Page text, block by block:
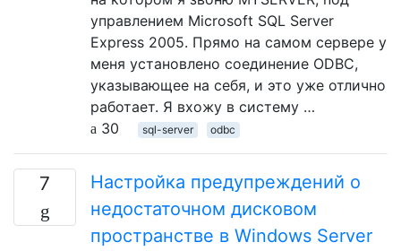
управлением Microsoft SQL Server
Express 2005. Прямо на самом сервере у
меня установлено соединение ODBC,
указывающее на себя, и это уже отлично
работает. Я вхожу в систему …
30
sql-server odbc
7
Настройка предупреждений о
недостаточном дисковом
пространстве в Windows Server